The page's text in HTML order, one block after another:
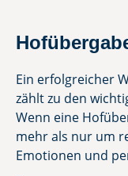
Ein erfolgreicher
zählt zu den
Wenn eine
mehr als nur um
Emotionen und